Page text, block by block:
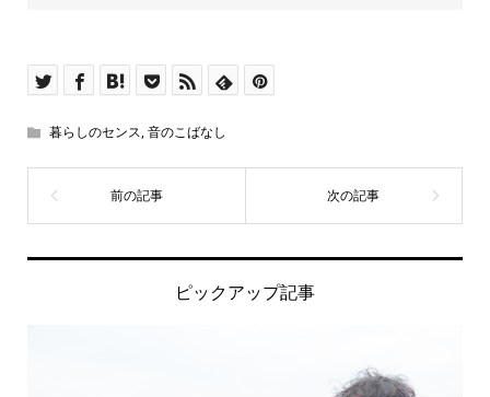
暮らしのセンス,音のこばなし
ピックアップ記事